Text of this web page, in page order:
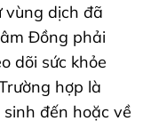
vùng dịch đã
Đồng phải
dõi sức khỏe
hợp là
đến hoặc về